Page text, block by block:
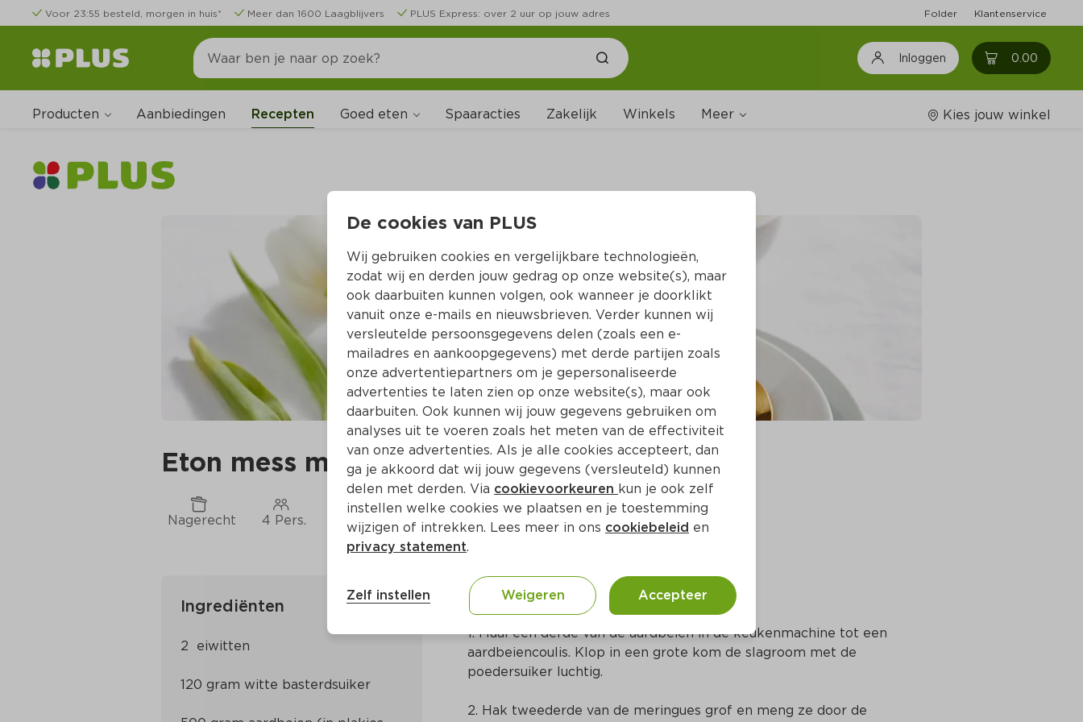
Voor 23:55 besteld, morgen in huis* Meer dan 1600 Laagblijvers PLUS Express: over 2 uur op jouw adres Folder Klantenservice
Inloggen 0.00 0
Producten Aanbiedingen Recepten Goed eten Spaaracties Zakelijk Winkels Meer
Wijnshop
Kies jouw winkel
Eton mess met aardbeien
Nagerecht 4 Pers. Ca. 30 Min Engels
Ingrediënten
Bereidingswijze
1. Maal een derde van de aardbeien in de keukenmachine tot een
aardbeiencoulis. Klop in een grote kom de slagroom met de
poedersuiker luchtig.
2. Hak tweederde van de meringues grof en meng ze door de
De cookies van PLUS
Wij gebruiken cookies en vergelijkbare technologieën,
zodat wij en derden jouw gedrag op onze website(s), maar
ook daarbuiten kunnen volgen, ook wanneer je doorklikt
vanuit onze e-mails en nieuwsbrieven. Verder kunnen wij
versleutelde persoonsgegevens delen (zoals een e-
mailadres en aankoopgegevens) met derde partijen zoals
onze advertentiepartners om je gepersonaliseerde
advertenties te laten zien op onze website(s), maar ook
daarbuiten. Ook kunnen wij jouw gegevens gebruiken om
analyses uit te voeren zoals het meten van de effectiviteit
van onze advertenties. Als je alle cookies accepteert, dan
ga je akkoord dat wij jouw gegevens (versleuteld) kunnen
delen met derden. Via cookievoorkeuren kun je ook zelf
instellen welke cookies we plaatsen en je toestemming
wijzigen of intrekken. Lees meer in ons cookiebeleid en
privacy statement.
Zelf instellen Weigeren Accepteer